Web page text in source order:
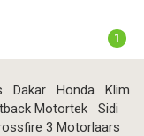
1
Dakar Honda
Klim
Motortek
Sidi
3 Motorlaars